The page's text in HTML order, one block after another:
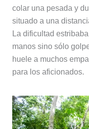
colar una pesada y
situado a una
La dificultad
manos sino sólo
huele a muchos
para los aficionados.